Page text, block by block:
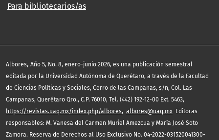
Para bibliotecarios/as
Albores, Año 5, No. 8, enero-junio 2026, es una publicación semestral
editada por la Universidad Autónoma de Querétaro, a través de la Facultad
de Ciencias Políticas y Sociales, Cerro de las Campanas, s/n, Col. Las
Campanas, Querétaro Qro., C.P. 76010, Tel. (442) 192-12-00 Ext. 5463,
https://revistas.uaq.mx/index.php/albores, albores@uaq.mx Editoras
responsables: M. Vanesa del Carmen Muriel Amezcua y María José Soto
Zamora. Reserva de Derechos al Uso Exclusivo No. 04-2022-031520041300-